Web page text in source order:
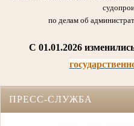
по делам об
C 01.01.2026
ПРЕСС-СЛУЖБА